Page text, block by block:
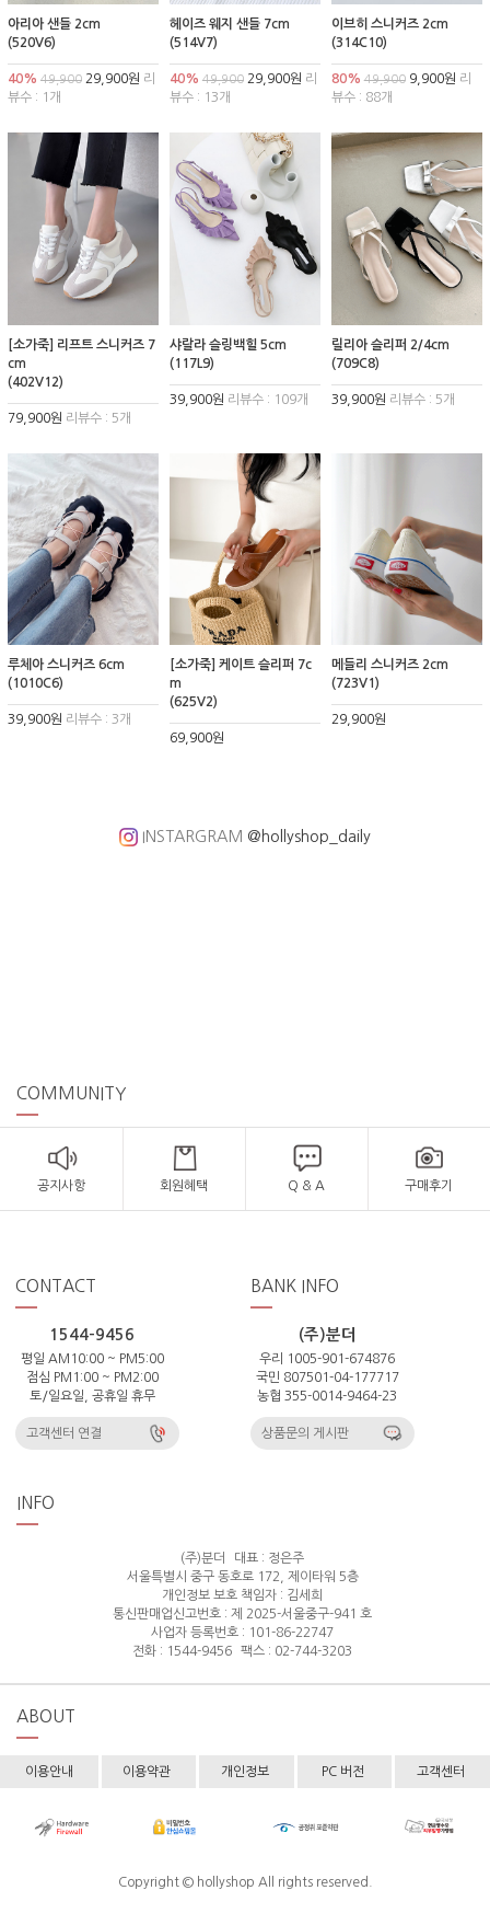
아리아 샌들 2cm
(520V6)
40% 49,900 29,900원 리
뷰수 : 1개
헤이즈 웨지 샌들 7cm
(514V7)
40% 49,90029,900원 리
뷰수 : 13개
이브히 스니커즈 2cm
(314C10)
80% 49,9009,900원 리
뷰수 : 88개
[소가죽] 리프트 스니커즈 7
cm
(402V12)
79,900원 리뷰수 : 5개
샤랄라 슬링백힐 5cm
(117L9)
39,900원 리뷰수 : 109개
릴리아 슬리퍼 2/4cm
(709C8)
39,900원 리뷰수 : 5개
루체아 스니커즈 6cm
(1010C6)
39,900원 리뷰수 : 3개
[소가죽] 케이트 슬리퍼 7c
m
(625V2)
69,900원
메들리 스니커즈 2cm
(723V1)
29,900원
INSTARGRAM @hollyshop_daily
COMMUNITY
공지사항 회원혜택 Q & A 구매후기
CONTACT
1544-9456
평일 AM10:00 ~ PM5:00
점심 PM1:00 ~ PM2:00
토/일요일, 공휴일 휴무
고객센터 연결
BANK INFO
(주)분더
우리 1005-901-674876
국민 807501-04-177717
농협 355-0014-9464-23
상품문의 게시판
INFO
(주)분더
대표 : 정은주
서울특별시 중구 동호로 172, 제이타워 5층
개인정보 보호 책임자 : 김세희
통신판매업신고번호 : 제 2025-서울중구-941 호
사업자 등록번호 : 101-86-22747
전화 : 1544-9456
팩스 : 02-744-3203
ABOUT
이용안내 이용약관 개인정보 PC 버전 고객센터
Copyright © hollyshop All rights reserved.